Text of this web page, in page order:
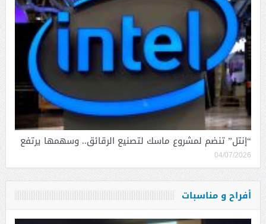
“إنتل” تنضم لمشروع ماسك لتصنيع الرقائق.. وسهمها يرتفع
04/07/2026
أفراح و مناسبات